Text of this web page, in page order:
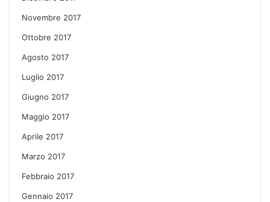
Novembre 2017
Ottobre 2017
Agosto 2017
Luglio 2017
Giugno 2017
Maggio 2017
Aprile 2017
Marzo 2017
Febbraio 2017
Gennaio 2017